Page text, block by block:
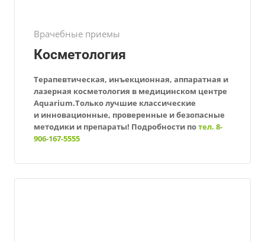
Врачебные приемы
Косметология
Терапевтическая, инъекционная, аппаратная и
лазерная косметология в медицинском центре
Aquarium.Только лучшие классические
и инновационные, проверенные и безопасные
методики и препараты! Подробности потел. 8-
906-167-5555